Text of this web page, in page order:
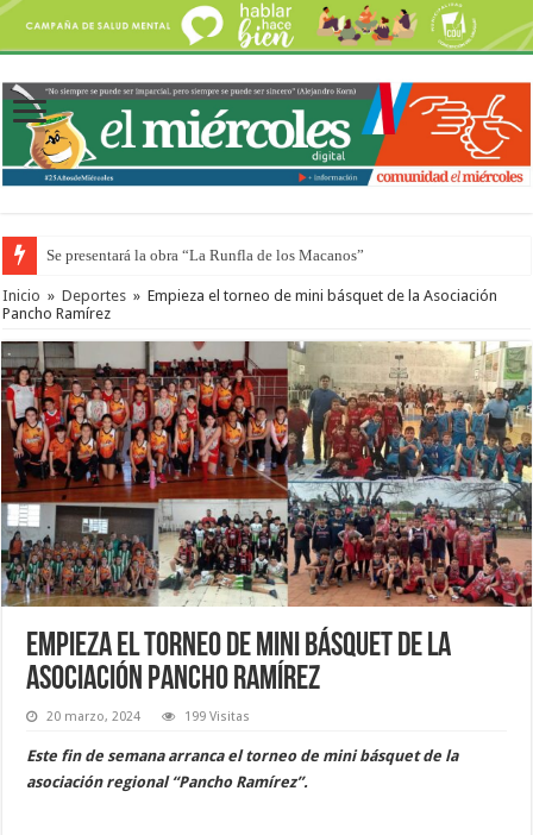
Se presentará la obra “La Runfla de los Macanos”
Preparan otro encuentro de autos clásicos y antiguos
Inicio » Deportes » Empieza el torneo de mini básquet de la Asociación
Pancho Ramírez
Empieza el torneo de mini básquet de la
Asociación Pancho Ramírez
20 marzo, 2024 199 Visitas
Este fin de semana arranca el torneo de mini básquet de la
asociación regional “Pancho Ramírez”.